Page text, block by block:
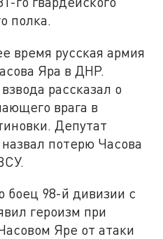
полка.
время русская армия
Яра в ДНР.
рассказал о
врага в
Депутат
потерю Часова
боец 98-й дивизии с
героизм при
Яре от атаки